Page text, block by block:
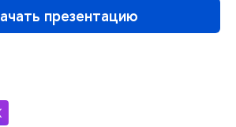
презентацию